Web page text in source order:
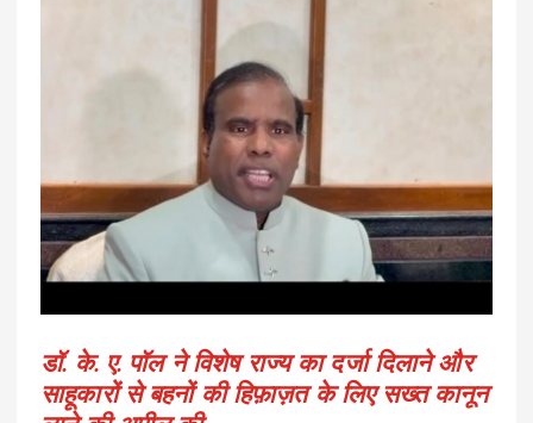
डॉ. के. ए. पॉल ने विशेष राज्य का दर्जा दिलाने और
साहूकारों से बहनों की हिफ़ाज़त के लिए सख्त कानून